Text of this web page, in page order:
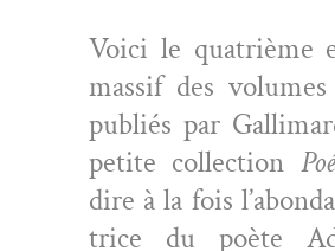
Voici le qua­trième
mas­sif des vol­umes
pub­liés par
petite col­lec­tion
dire à la fois
trice du poète